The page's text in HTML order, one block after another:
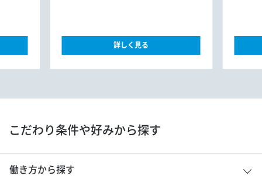
詳しく見る
こだわり条件や好みから探す
働き方から探す